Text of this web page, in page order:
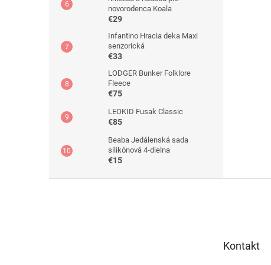
novorodenca Koala
€29
Infantino Hracia deka Maxi
senzorická
€33
LODGER Bunker Folklore
Fleece
€75
LEOKID Fusak Classic
€85
Beaba Jedálenská sada
silikónová 4-dielna
€15
Kontakt